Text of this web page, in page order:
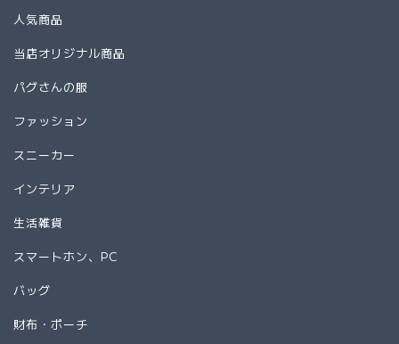
人気商品
当店オリジナル商品
パグさんの服
ファッション
スニーカー
インテリア
生活雑貨
スマートホン、PC
バッグ
財布・ポーチ